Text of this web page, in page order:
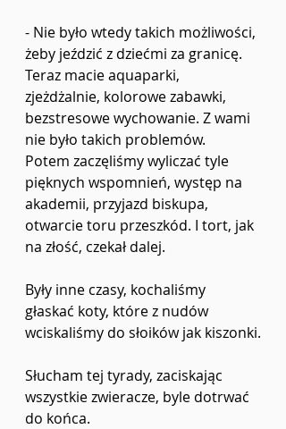
- Nie było wtedy takich możliwości,
żeby jeździć z dziećmi za granicę.
Teraz macie aquaparki,
zjeżdżalnie, kolorowe zabawki,
bezstresowe wychowanie. Z wami
nie było takich problemów.
Potem zaczęliśmy wyliczać tyle
pięknych wspomnień, występ na
akademii, przyjazd biskupa,
otwarcie toru przeszkód. I tort, jak
na złość, czekał dalej.
Były inne czasy, kochaliśmy
głaskać koty, które z nudów
wciskaliśmy do słoików jak kiszonki.
Słucham tej tyrady, zaciskając
wszystkie zwieracze, byle dotrwać
do końca.